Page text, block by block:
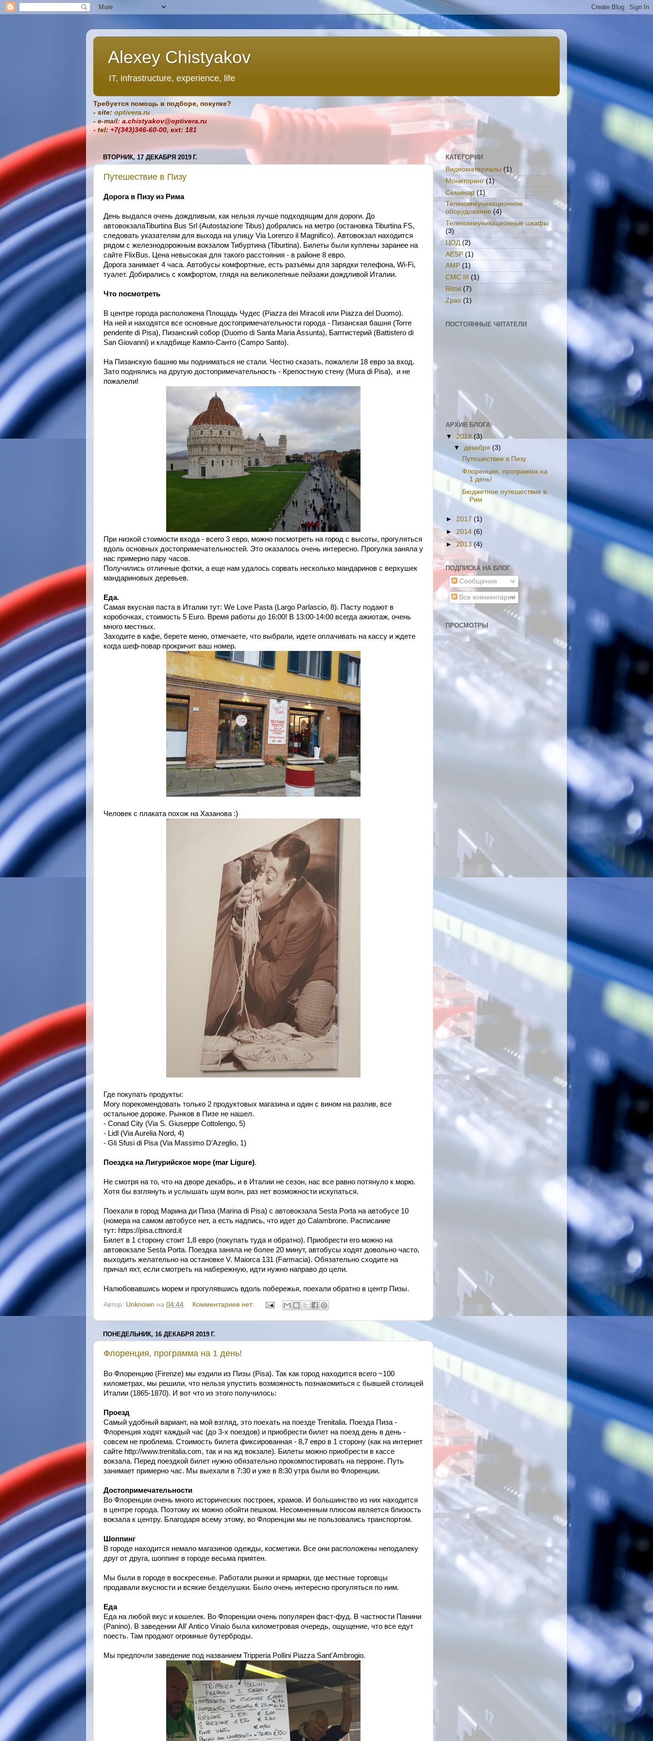
Alexey Chistyakov
IT, infrastructure, experience, life
Требуется помощь в подборе, покупке?
- site: optivera.ru
- e-mail: a.chistyakov@optivera.ru
- tel: +7(343)346-60-00, ext: 181
ВТОРНИК, 17 ДЕКАБРЯ 2019 Г.
Путешествие в Пизу
Дорога в Пизу из Рима
День выдался очень дождливым, как нельзя лучше подходящим для дороги. До
автовокзалаTiburtina Bus Srl (Autostazione Tibus) добрались на метро (остановка Tiburtina FS,
следовать указателям для выхода на улицу Via Lorenzo il Magnifico). Автовокзал находится
рядом с железнодорожным вокзалом Тибуртина (Tiburtina). Билеты были куплены заранее на
сайте FlixBus. Цена невысокая для такого расстояния - в районе 8 евро.
Дорога занимает 4 часа. Автобусы комфортные, есть разъёмы для зарядки телефона, Wi-Fi,
туалет. Добирались с комфортом, глядя на великолепные пейзажи дождливой Италии.
Что посмотреть
В центре города расположена Площадь Чудес (Piazza dei Miracoli или Piazza del Duomo).
На ней и находятся все основные достопримечательности города - Пизанская башня (Torre
pendente di Pisa), Пизанский собор (Duomo di Santa Maria Assunta), Баптистерий (Battistero di
San Giovanni) и кладбище Кампо-Санто (Campo Santo).
На Пизанскую башню мы подниматься не стали. Честно сказать, пожалели 18 евро за вход.
Зато поднялись на другую достопримечательность - Крепостную стену (Mura di Pisa), и не
пожалели!
При низкой стоимости входа - всего 3 евро, можно посмотреть на город с высоты, прогуляться
вдоль основных достопримечательностей. Это оказалось очень интересно. Прогулка заняла у
нас примерно пару часов.
Получились отличные фотки, а еще нам удалось сорвать несколько мандаринов с верхушек
мандариновых деревьев.
Еда.
Самая вкусная паста в Италии тут: We Love Pasta (Largo Parlascio, 8). Пасту подают в
коробочках, стоимость 5 Euro. Время работы до 16:00! В 13:00-14:00 всегда ажиотаж, очень
много местных.
Заходите в кафе, берете меню, отмечаете, что выбрали, идете оплачивать на кассу и ждете
когда шеф-повар прокричит ваш номер.
Человек с плаката похож на Хазанова :)
Где покупать продукты:
Могу порекомендовать только 2 продуктовых магазина и один с вином на разлив, все
остальное дороже. Рынков в Пизе не нашел.
- Conad City (Via S. Giuseppe Cottolengo, 5)
- Lidl (Via Aurelia Nord, 4)
- Gli Sfusi di Pisa (Via Massimo D'Azeglio, 1)
Поездка на Лигурийское море (mar Ligure).
Не смотря на то, что на дворе декабрь, и в Италии не сезон, нас все равно потянуло к морю.
Хотя бы взглянуть и услышать шум волн, раз нет возможности искупаться.
Поехали в город Марина ди Пиза (Marina di Pisa) с автовокзала Sesta Porta на автобусе 10
(номера на самом автобусе нет, а есть надпись, что идет до Calambrone. Расписание
тут: https://pisa.cttnord.it
Билет в 1 сторону стоит 1,8 евро (покупать туда и обратно). Приобрести его можно на
автовокзале Sesta Porta. Поездка заняла не более 20 минут, автобусы ходят довольно часто,
выходить желательно на остановке V. Maiorca 131 (Farmacia). Обязательно сходите на
причал яхт, если смотреть на набережную, идти нужно направо до цели.
Налюбовавшись морем и прогулявшись вдоль побережья, поехали обратно в центр Пизы.
Автор: Unknown на 04:44 Комментариев нет:
ПОНЕДЕЛЬНИК, 16 ДЕКАБРЯ 2019 Г.
Флоренция, программа на 1 день!
Во Флоренцию (Firenze) мы ездили из Пизы (Pisa). Так как город находится всего ~100
километрах, мы решили, что нельзя упустить возможность познакомиться с бывшей столицей
Италии (1865-1870). И вот что из этого получилось:
Проезд
Самый удобный вариант, на мой взгляд, это поехать на поезде Trenitalia. Поезда Пиза -
Флоренция ходят каждый час (до 3-х поездов) и приобрести билет на поезд день в день -
совсем не проблема. Стоимость билета фиксированная - 8,7 евро в 1 сторону (как на интернет
сайте http://www.trenitalia.com, так и на жд вокзале). Билеты можно приобрести в кассе
вокзала. Перед поездкой билет нужно обязательно прокомпостировать на перроне. Путь
занимает примерно час. Мы выехали в 7:30 и уже в 8:30 утра были во Флоренции.
Достопримечательности
Во Флоренции очень много исторических построек, храмов. И большинство из них находится
в центре города. Поэтому их можно обойти пешком. Несомненным плюсом является близость
вокзала к центру. Благодаря всему этому, во Флоренции мы не пользовались транспортом.
Шоппинг
В городе находится немало магазинов одежды, косметики. Все они расположены неподалеку
друг от друга, шоппинг в городе весьма приятен.
Мы были в городе в воскресенье. Работали рынки и ярмарки, где местные торговцы
продавали вкусности и всякие безделушки. Было очень интересно прогуляться по ним.
Еда
Еда на любой вкус и кошелек. Во Флоренции очень популярен фаст-фуд. В частности Панини
(Panino). В заведении All' Antico Vinaio была километровая очередь, ощущение, что все едут
поесть. Там продают огромные бутерброды.
Мы предпочли заведение под названием Tripperia Pollini Piazza Sant'Ambrogio.
КАТЕГОРИИ
Видеоматериалы (1)
Мониторинг (1)
Семинар (1)
Телекоммуникационное
оборудование (4)
Телекоммуникационные шкафы
(3)
ЦОД (2)
AESP (1)
AMP (1)
CMC III
(1)
Rittal (7)
Zpas (1)
ПОСТОЯННЫЕ ЧИТАТЕЛИ
АРХИВ БЛОГА
▼ 2019 (3)
▼декабря(3)
Путешествие в Пизу
Флоренция, программа на
1 день!
Бюджетное путешествие в
Рим
► 2017 (1)
► 2014 (6)
► 2013 (4)
ПОДПИСКА НА БЛОГ
Сообщения
Все комментарии
ПРОСМОТРЫ